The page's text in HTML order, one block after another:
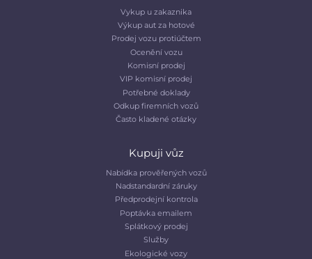
Vykup u zakaznika
Výkup aut za hotové
Prodej vozu protiúčtem
Ocenění vozu
Komisní prodej
VIP komisní prodej
Potřebné doklady
Odkup firemních vozů
Často kladené otázky
Kupuji vůz
Nabídka prověřených vozů
Nadstandardní záruky
Předprodejní kontrola
Poptávka emailem
Splátkový prodej
Služby
Ekologické vozy